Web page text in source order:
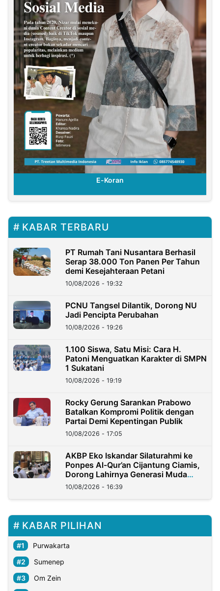
E-Koran
KABAR TERBARU
PT Rumah Tani Nusantara Berhasil
Serap 38.000 Ton Panen Per Tahun
demi Kesejahteraan Petani
10/08/2026 - 19:32
PCNU Tangsel Dilantik, Dorong NU
Jadi Pencipta Perubahan
10/08/2026 - 19:26
1.100 Siswa, Satu Misi: Cara H.
Patoni Menguatkan Karakter di SMPN
1 Sukatani
10/08/2026 - 19:19
Rocky Gerung Sarankan Prabowo
Batalkan Kompromi Politik dengan
Partai Demi Kepentingan Publik
10/08/2026 - 17:05
AKBP Eko Iskandar Silaturahmi ke
Ponpes Al-Qur’an Cijantung Ciamis,
Dorong Lahirnya Generasi Muda
Berkarakter
10/08/2026 - 16:39
KABAR PILIHAN
Purwakarta
Sumenep
Om Zein